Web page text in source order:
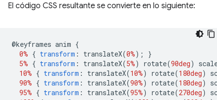
El código CSS resultante se convierte en lo siguiente:
@keyframes anim {
0% { transform : translateX(0%);
}
5% { transform : translateX(5%) rotate(90deg)
10% { transform : translateX(10%) rotate(180deg)
90% { transform : translateX(90%) rotate(180deg)
95% { transform : translateX(95%) rotate(270deg)